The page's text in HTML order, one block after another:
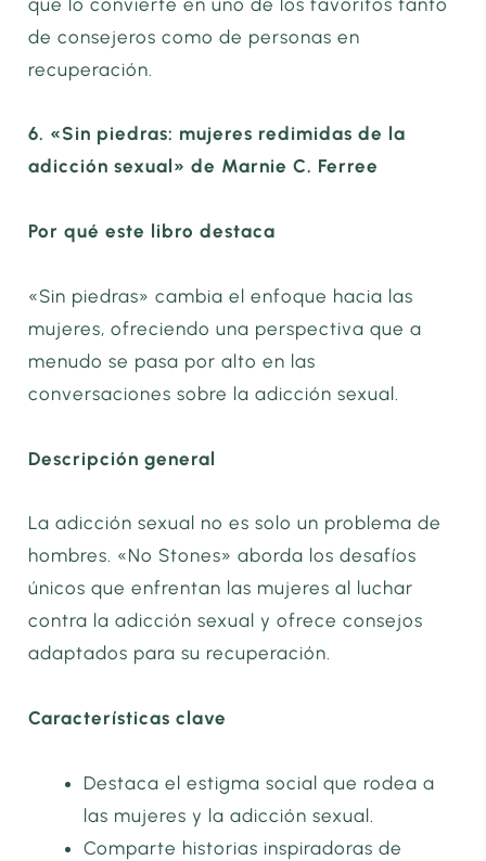
de consejeros como de personas en
recuperación.
6. «Sin piedras: mujeres redimidas de la
adicción sexual» de Marnie C. Ferree
Por qué este libro destaca
«Sin piedras» cambia el enfoque hacia las
mujeres, ofreciendo una perspectiva que a
menudo se pasa por alto en las
conversaciones sobre la adicción sexual.
Descripción general
La adicción sexual no es solo un problema de
hombres. «No Stones» aborda los desafíos
únicos que enfrentan las mujeres al luchar
contra la adicción sexual y ofrece consejos
adaptados para su recuperación.
Características clave
Destaca el estigma social que rodea a
las mujeres y la adicción sexual.
Comparte historias inspiradoras de